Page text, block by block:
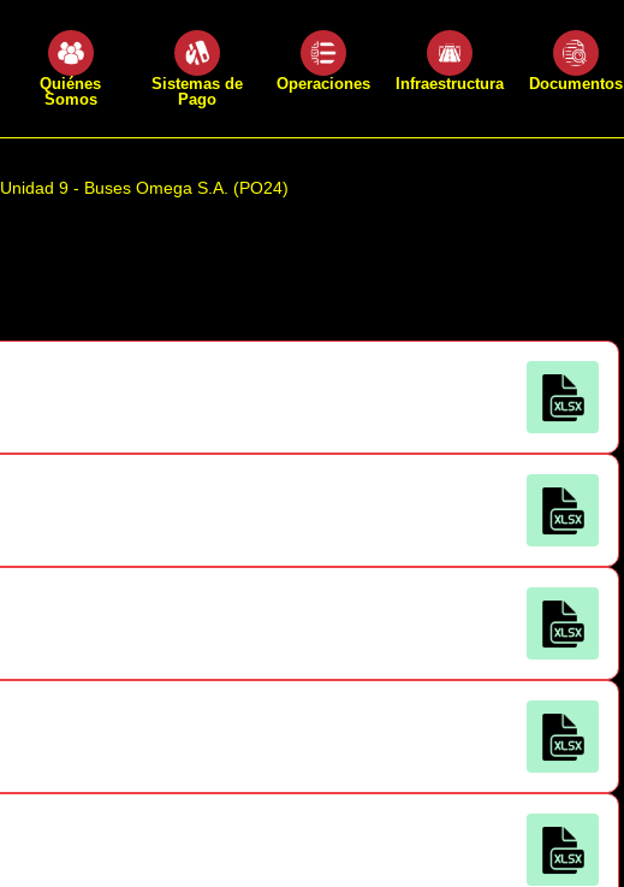
Quiénes
Somos
Sistemas de
Pago
Operaciones Infraestructura Documentos
Unidad 9 - Buses Omega S.A. (PO24)